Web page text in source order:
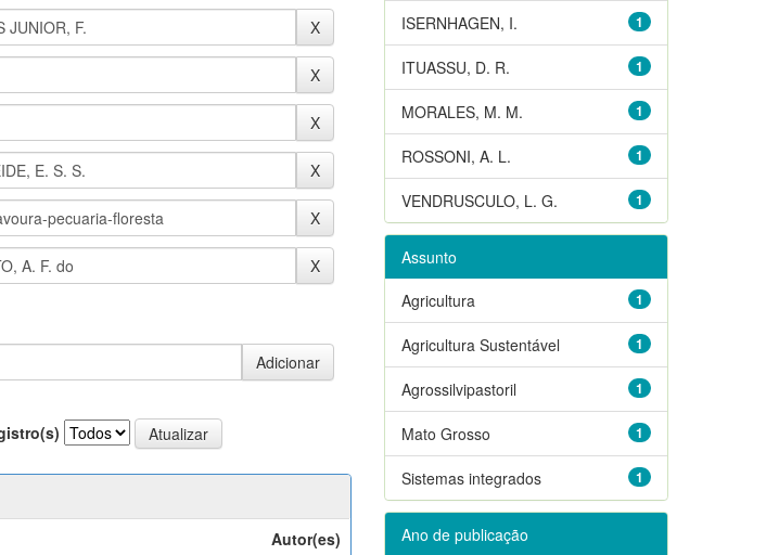
Autor(es)
1
ISERNHAGEN, I.
1
ITUASSU, D. R.
1
MORALES, M. M.
1
ROSSONI, A. L.
1
VENDRUSCULO, L. G.
Assunto
1
Agricultura
1
Agricultura Sustentável
1
Agrossilvipastoril
1
Mato Grosso
1
Sistemas integrados
Ano de publicação